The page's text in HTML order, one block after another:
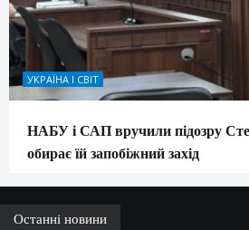
УКРАЇНА І СВІТ
НАБУ і САП вручили підозру
обирає їй запобіжний захід
Останні новини